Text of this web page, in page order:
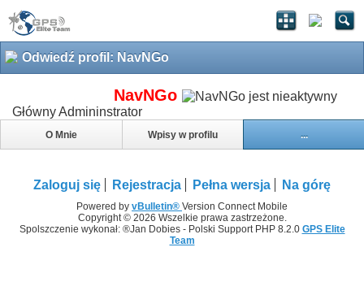
Odwiedź profil: NavNGo
NavNGo
Główny Admininstrator
O Mnie Wpisy w profilu ...
Zaloguj się Rejestracja Pełna wersja Na górę
Powered by vBulletin® Version Connect Mobile
Copyright © 2026 Wszelkie prawa zastrzeżone.
Spolszczenie wykonał: ®Jan Dobies - Polski Support PHP 8.2.0 GPS Elite
Team